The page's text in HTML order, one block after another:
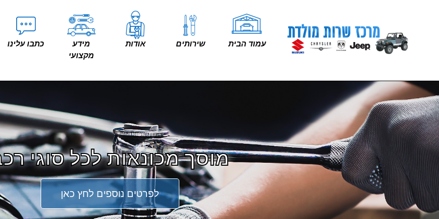
עמוד הבית שירותים אודות
מידע
מקצועי
כתבו עלינו
מוסך מכונאות לכל סוגי
לפרטים נוספים לחץ כאן